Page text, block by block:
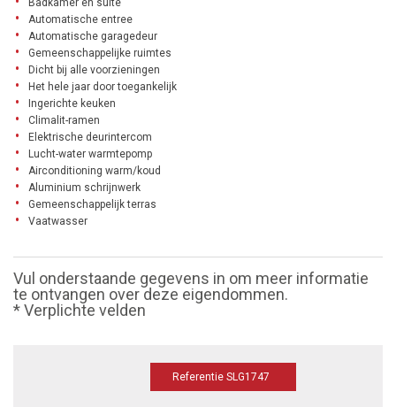
Badkamer en suite
Automatische entree
Automatische garagedeur
Gemeenschappelijke ruimtes
Dicht bij alle voorzieningen
Het hele jaar door toegankelijk
Ingerichte keuken
Climalit-ramen
Elektrische deurintercom
Lucht-water warmtepomp
Airconditioning warm/koud
Aluminium schrijnwerk
Gemeenschappelijk terras
Vaatwasser
Vul onderstaande gegevens in om meer informatie
te ontvangen over deze eigendommen.
* Verplichte velden
Referentie SLG1747